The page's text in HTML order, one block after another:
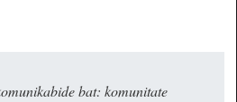
bat: komunitate